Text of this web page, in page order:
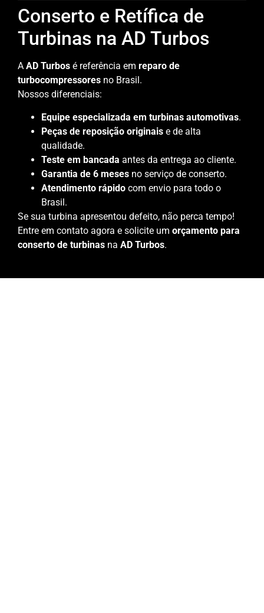
Conserto e Retífica de
Turbinas na AD Turbos
A AD Turbos é referência em reparo de
turbocompressores no Brasil.
Nossos diferenciais:
Equipe especializada em turbinas automotivas.
Peças de reposição originais e de alta
qualidade.
Teste em bancada antes da entrega ao cliente.
Garantia de 6 meses no serviço de conserto.
Atendimento rápido com envio para todo o
Brasil.
Se sua turbina apresentou defeito, não perca tempo!
Entre em contato agora e solicite um orçamento para
conserto de turbinas na AD Turbos.